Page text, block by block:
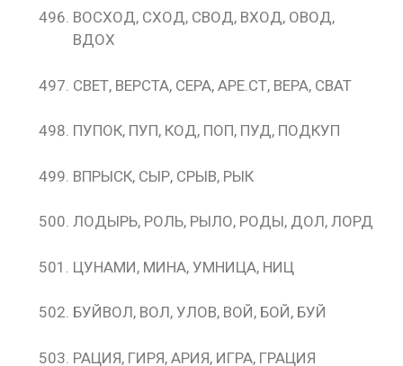
ВОСХОД, СХОД, СВОД, ВХОД, ОВОД,
ВДОХ
СВЕТ, ВЕРСТА, СЕРА, АРЕ.СТ, ВЕРА, СВАТ
ПУПОК, ПУП, КОД, ПОП, ПУД, ПОДКУП
ВПРЫСК, СЫР, СРЫВ, РЫК
ЛОДЫРЬ, РОЛЬ, РЫЛО, РОДЫ, ДОЛ, ЛОРД
ЦУНАМИ, МИНА, УМНИЦА, НИЦ
БУЙВОЛ, ВОЛ, УЛОВ, ВОЙ, БОЙ, БУЙ
РАЦИЯ, ГИРЯ, АРИЯ, ИГРА, ГРАЦИЯ